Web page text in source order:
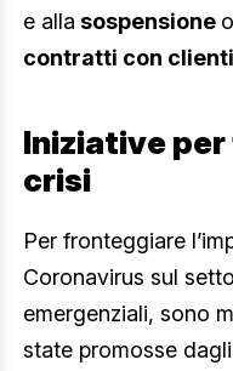
e alla sospensione
contratti con
Iniziative
crisi
Per fronteggiare
Coronavirus sul
emergenziali, sono
state promosse